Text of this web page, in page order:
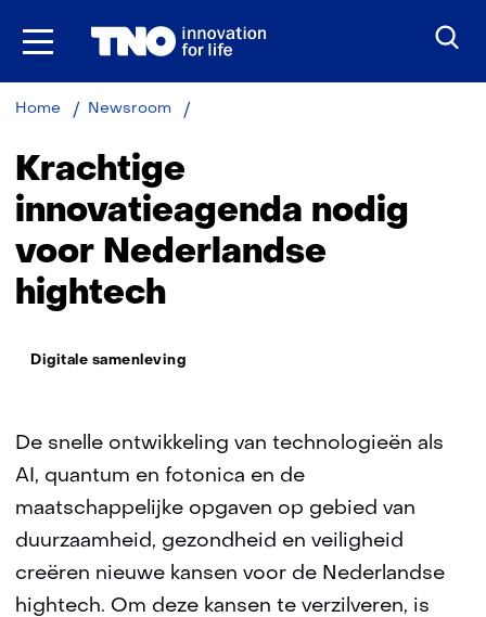
Ga
Home Newsroom
Nederlandse
hightech
Krachtige
innovatieagenda nodig
voor Nederlandse
hightech
Thema:
Digitale samenleving
De snelle ontwikkeling van technologieën als
AI, quantum en fotonica en de
maatschappelijke opgaven op gebied van
duurzaamheid, gezondheid en veiligheid
creëren nieuwe kansen voor de Nederlandse
hightech. Om deze kansen te verzilveren, is